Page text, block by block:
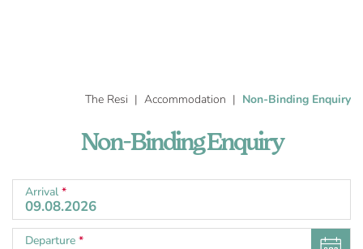
The Resi Accommodation Non-Binding Enquiry
Non-Binding Enquiry
Arrival *
Departure *